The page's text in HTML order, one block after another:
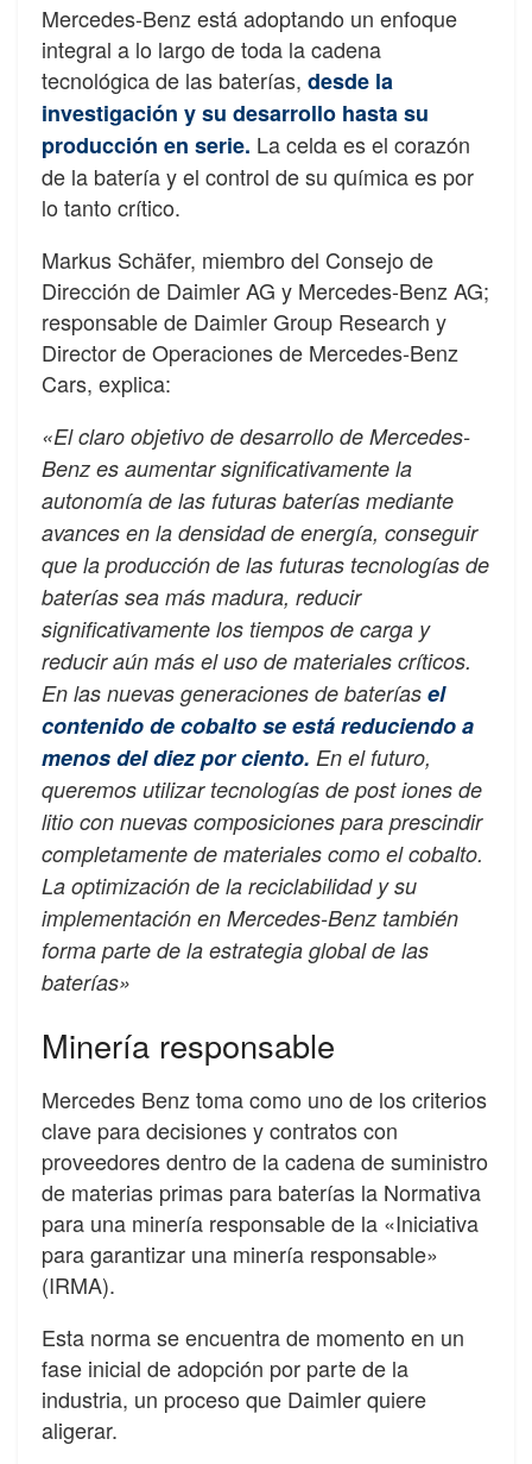
Mercedes-Benz está adoptando un enfoque
integral a lo largo de toda la cadena
tecnológica de las baterías, desde la
investigación y su desarrollo hasta su
producción en serie. La celda es el corazón
de la batería y el control de su química es por
lo tanto crítico.
Markus Schäfer, miembro del Consejo de
Dirección de Daimler AG y Mercedes-Benz AG;
responsable de Daimler Group Research y
Director de Operaciones de Mercedes-Benz
Cars, explica:
«El claro objetivo de desarrollo de Mercedes-
Benz es aumentar significativamente la
autonomía de las futuras baterías mediante
avances en la densidad de energía, conseguir
que la producción de las futuras tecnologías de
baterías sea más madura, reducir
significativamente los tiempos de carga y
reducir aún más el uso de materiales críticos.
En las nuevas generaciones de baterías el
contenido de cobalto se está reduciendo a
menos del diez por ciento. En el futuro,
queremos utilizar tecnologías de post iones de
litio con nuevas composiciones para prescindir
completamente de materiales como el cobalto.
La optimización de la reciclabilidad y su
implementación en Mercedes-Benz también
forma parte de la estrategia global de las
baterías»
Minería responsable
Mercedes Benz toma como uno de los criterios
clave para decisiones y contratos con
proveedores dentro de la cadena de suministro
de materias primas para baterías la Normativa
para una minería responsable de la «Iniciativa
para garantizar una minería responsable»
(IRMA).
Esta norma se encuentra de momento en un
fase inicial de adopción por parte de la
industria, un proceso que Daimler quiere
aligerar.